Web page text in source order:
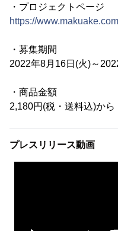
・プロジェクトページ
https://
・募集期間
2022年8月16日(火)～
・商品金額
2,180円(税・送料込)から
プレスリリース動画